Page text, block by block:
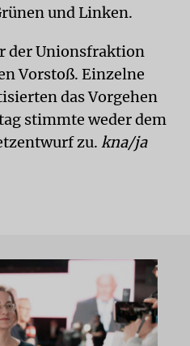
und Linken.
der Unionsfraktion
Vorstoß. Einzelne
das Vorgehen
stimmte weder dem
zu. kna/ja